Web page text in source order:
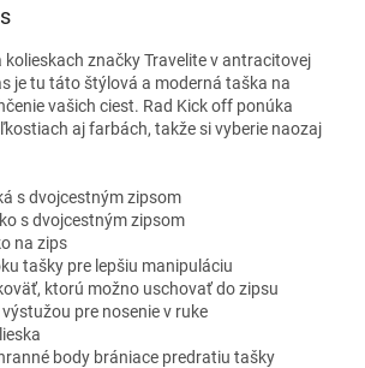
značky Travelite v antracitovej
je tu táto štýlová a moderná taška na
vašich ciest. Rad Kick off ponúka
aj farbách, takže si vyberie naozaj
s dvojcestným zipsom
s dvojcestným zipsom
na zips
tašky pre lepšiu manipuláciu
ktorú možno uschovať do zipsu
pre nosenie v ruke
body brániace predratiu tašky